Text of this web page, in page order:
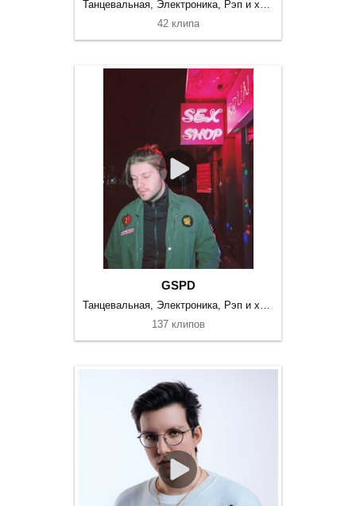
Танцевальная, Электроника, Рэп и хип-хоп
42 клипа
GSPD
Танцевальная, Электроника, Рэп и хип-хоп
137 клипов